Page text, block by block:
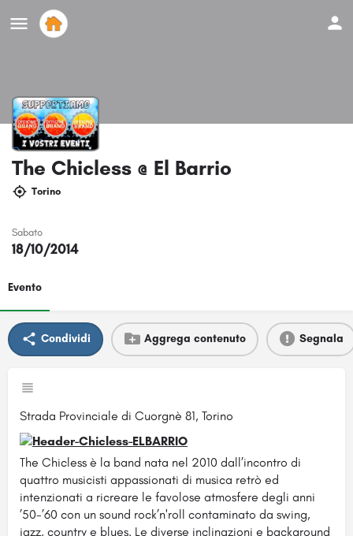
The Chicless @ El Barrio
Torino
Sabato
18/10/2014
Evento
Condividi Aggrega contenuto Segnala
Strada Provinciale di Cuorgnè 81, Torino
The Chicless è la band nata nel 2010 dall’incontro di
quattro musicisti appassionati di musica retrò ed
intenzionati a ricreare le favolose atmosfere degli anni
’50-’60 con un sound rock’n'roll contaminato da swing,
jazz, country e blues. Le diverse inclinazioni e background